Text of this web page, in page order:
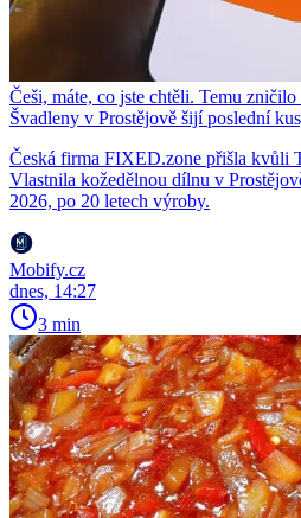
Češi, máte, co jste chtěli. Temu
Švadleny v Prostějově šijí poslední
Česká firma FIXED.zone přišla kvůli
Vlastnila kožedělnou dílnu v
2026, po 20 letech výroby.
Mobify.cz
dnes, 14:27
3 min